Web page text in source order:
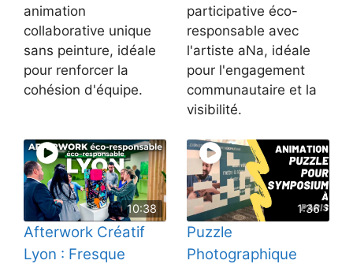
animation
collaborative unique
sans peinture, idéale
pour renforcer la
cohésion d'équipe.
participative éco-
responsable avec
l'artiste aNa, idéale
pour l'engagement
communautaire et la
visibilité.
10:38
Afterwork Créatif
Lyon : Fresque
1:36
Puzzle
Photographique